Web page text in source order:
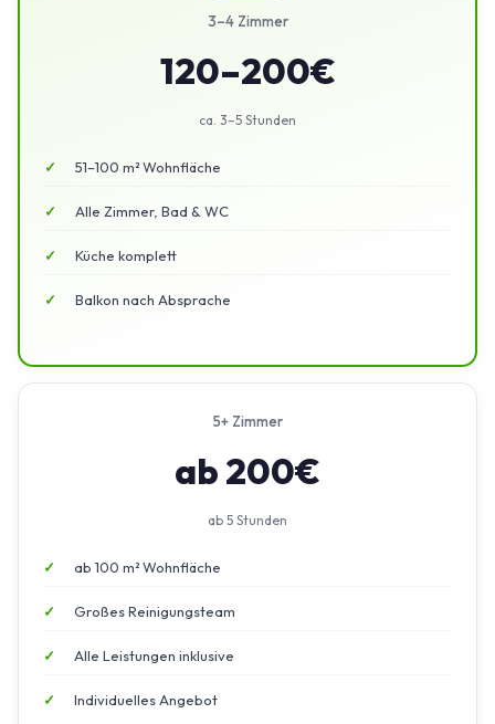
3–4 Zimmer
120–200€
ca. 3–5 Stunden
51–100 m² Wohnfläche
Alle Zimmer, Bad & WC
Küche komplett
Balkon nach Absprache
5+ Zimmer
ab 200€
ab 5 Stunden
ab 100 m² Wohnfläche
Großes Reinigungsteam
Alle Leistungen inklusive
Individuelles Angebot